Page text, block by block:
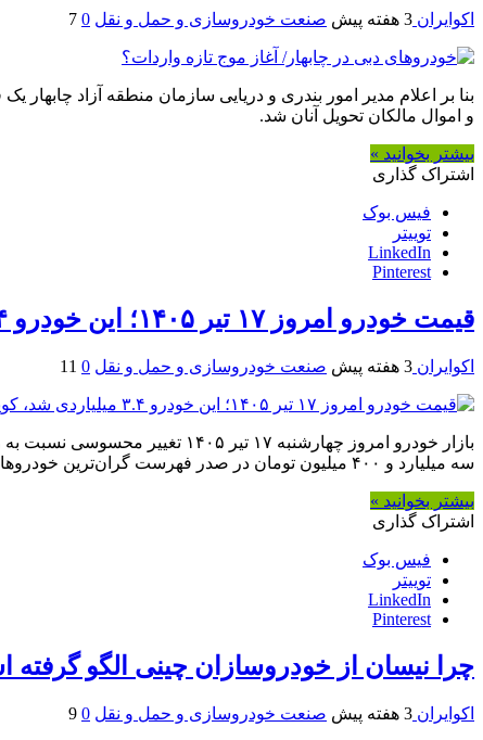
اکوایران 3 هفته پیش صنعت خودروسازی و حمل و نقل 0
7
و اموال مالکان تحویل آنان شد.
بیشتر بخوانید »
اشتراک گذاری
فیس بوک
توییتر
LinkedIn
Pinterest
قیمت خودرو امروز ۱۷ تیر ۱۴۰۵؛ این خودرو ۳.۴ میلیاردی شد، کوییک و ساینا در کف بازار
اکوایران 3 هفته پیش صنعت خودروسازی و حمل و نقل 0
11
سه میلیارد و ۴۰۰ میلیون تومان در صدر فهرست گران‌ترین خودروهای داخلی قرار گرفت.
بیشتر بخوانید »
اشتراک گذاری
فیس بوک
توییتر
LinkedIn
Pinterest
چرا نیسان از خودروسازان چینی الگو
اکوایران 3 هفته پیش صنعت خودروسازی و حمل و نقل 0
9